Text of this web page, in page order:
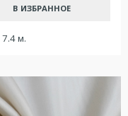
В ИЗБРАННОЕ
м.